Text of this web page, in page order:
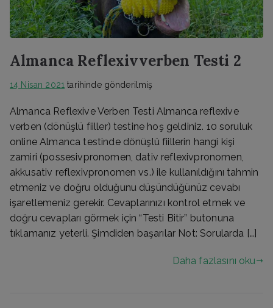
Almanca Reflexivverben Testi 2
14 Nisan 2021 tarihinde gönderilmiş
Almanca Reflexive Verben Testi Almanca reflexive
verben (dönüşlü fiiller) testine hoş geldiniz. 10 soruluk
online Almanca testinde dönüşlü fiillerin hangi kişi
zamiri (possesivpronomen, dativ reflexivpronomen,
akkusativ reflexivpronomen vs.) ile kullanıldığını tahmin
etmeniz ve doğru olduğunu düşündüğünüz cevabı
işaretlemeniz gerekir. Cevaplarınızı kontrol etmek ve
doğru cevapları görmek için “Testi Bitir” butonuna
tıklamanız yeterli. Şimdiden başarılar Not: Sorularda […]
Daha fazlasını oku